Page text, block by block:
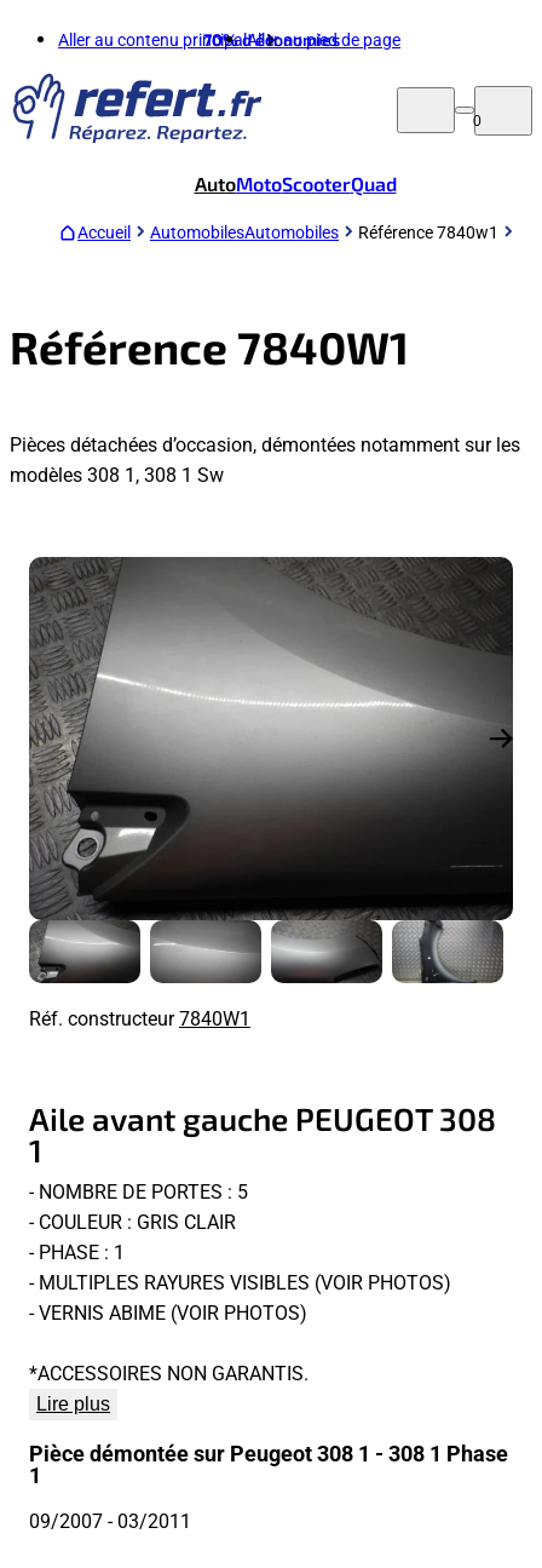
Aller au contenu principalAller au pied de page
70%d'économies
0
AutoMotoScooterQuad
Accueil AutomobilesAutomobiles Référence 7840w1
Référence 7840W1
Pièces détachées d’occasion, démontées notamment sur les
modèles 308 1, 308 1 Sw
Réf. constructeur7840W1
Aile avant gauche PEUGEOT 308
1
- NOMBRE DE PORTES : 5
- COULEUR : GRIS CLAIR
- PHASE : 1
- MULTIPLES RAYURES VISIBLES (VOIR PHOTOS)
- VERNIS ABIME (VOIR PHOTOS)
*ACCESSOIRES NON GARANTIS.
Lire plus
Pièce démontée sur Peugeot 308 1 - 308 1 Phase
1
09/2007- 03/2011